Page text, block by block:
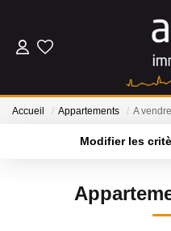
Accueil Appartements A vendre
Modifier les
Sélectionnez...
Type de bien